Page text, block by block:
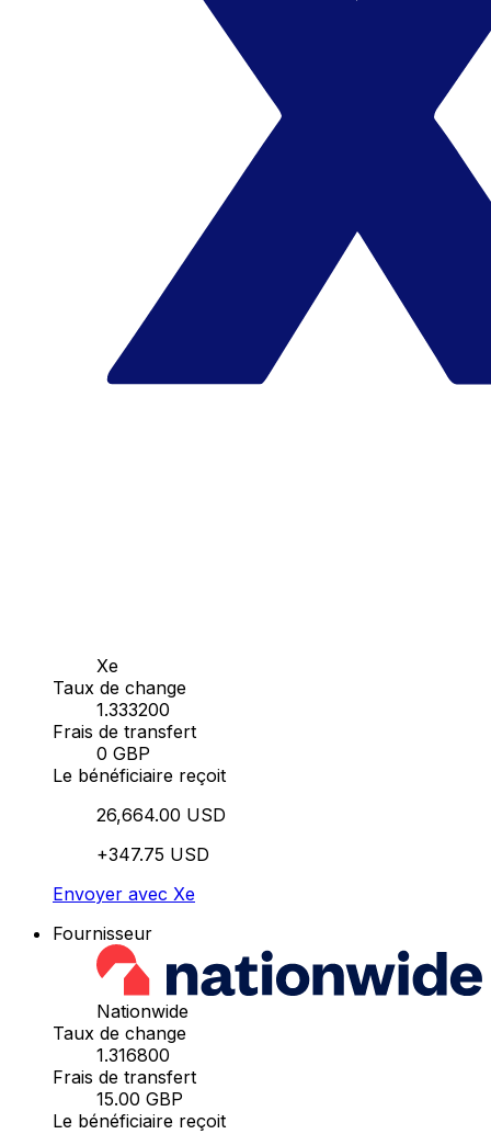
Xe
Taux de change
1.333200
Frais de transfert
0 GBP
Le bénéficiaire reçoit
26,664.00 USD
+347.75 USD
Envoyer avec Xe
Fournisseur
Nationwide
Taux de change
1.316800
Frais de transfert
15.00 GBP
Le bénéficiaire reçoit